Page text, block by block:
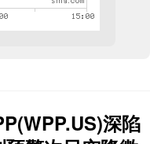
深陷